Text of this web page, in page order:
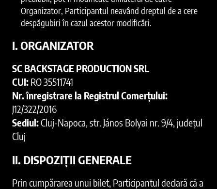
Organizator, Participantul neavând dreptul de a cere
despăgubiri în cazul acestor modificări.
I. ORGANIZATOR
SC BACKSTAGE PRODUCTION SRL
CUI: RO 35511741
Nr. înregistrare la Registrul Comerțului:
J12/322/2016
Sediul:Cluj-Napoca, str. János Bolyai nr. 9/4, județul
Cluj
II. DISPOZIȚII GENERALE
Prin cumpărarea unui bilet, Participantul declară că a